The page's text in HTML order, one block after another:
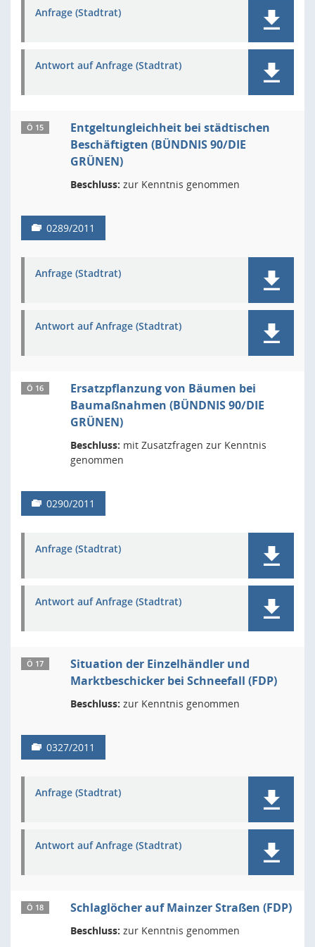
Anfrage (Stadtrat)
Antwort auf Anfrage (Stadtrat)
Ö 15
Entgeltungleichheit bei städtischen
Beschäftigten (BÜNDNIS 90/DIE
GRÜNEN)
Beschluss: zur Kenntnis genommen
0289/2011
Anfrage (Stadtrat)
Antwort auf Anfrage (Stadtrat)
Ö 16
Ersatzpflanzung von Bäumen bei
Baumaßnahmen (BÜNDNIS 90/DIE
GRÜNEN)
Beschluss: mit Zusatzfragen zur Kenntnis
genommen
0290/2011
Anfrage (Stadtrat)
Antwort auf Anfrage (Stadtrat)
Ö 17
Situation der Einzelhändler und
Marktbeschicker bei Schneefall (FDP)
Beschluss: zur Kenntnis genommen
0327/2011
Anfrage (Stadtrat)
Antwort auf Anfrage (Stadtrat)
Ö 18 Schlaglöcher auf Mainzer Straßen (FDP)
Beschluss: zur Kenntnis genommen